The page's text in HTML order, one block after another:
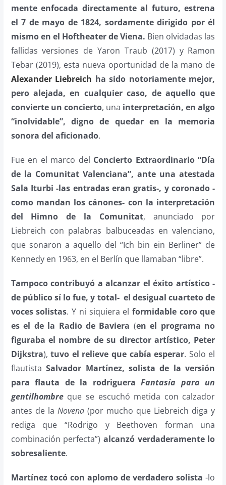
mente enfocada directamente al futuro, estrena
el 7 de mayo de 1824, sordamente dirigido por él
mismo en el Hoftheater de Viena. Bien olvidadas las
fallidas versiones de Yaron Traub (2017) y Ramon
Tebar (2019), esta nueva oportunidad de la mano de
Alexander Liebreich ha sido notoriamente mejor,
pero alejada, en cualquier caso, de aquello que
convierte un concierto, una interpretación, en algo
“inolvidable”, digno de quedar en la memoria
sonora del aficionado.
Fue en el marco del Concierto Extraordinario “Día
de la Comunitat Valenciana”, ante una atestada
Sala Iturbi -las entradas eran gratis-, y coronado -
como mandan los cánones- con la interpretación
del Himno de la Comunitat, anunciado por
Liebreich con palabras balbuceadas en valenciano,
que sonaron a aquello del “Ich bin ein Berliner” de
Kennedy en 1963, en el Berlín que llamaban “libre”.
Tampoco contribuyó a alcanzar el éxito artístico -
de público sí lo fue, y total- el desigual cuarteto de
voces solistas. Y ni siquiera el formidable coro que
es el de la Radio de Baviera (en el programa no
figuraba el nombre de su director artístico, Peter
Dijkstra),tuvo el relieve que cabía esperar. Solo el
flautistaSalvador Martínez, solista de la versión
para flauta de la rodrigueraFantasía para un
gentilhombreque se escuchó metida con calzador
antes de la Novena(por mucho que Liebreich diga y
rediga que “Rodrigo y Beethoven forman una
combinación perfecta”) alcanzó verdaderamente lo
sobresaliente.
Martínez tocó con aplomo de verdadero solista -lo